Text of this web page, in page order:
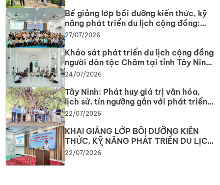
Bế giảng lớp bồi dưỡng kiến thức, kỹ
năng phát triển du lịch cộng đồng:
Gắn lý thuyết với thực tiễn, lan tỏa tư
27/07/2026
Khảo sát phát triển du lịch cộng đồng
người dân tộc Chăm tại tỉnh Tây Ninh
năm 2026
24/07/2026
Tây Ninh: Phát huy giá trị văn hóa,
lịch sử, tín ngưỡng gắn với phát triển
du lịch
22/07/2026
KHAI GIẢNG LỚP BỒI DƯỠNG KIẾN
THỨC, KỸ NĂNG PHÁT TRIỂN DU LỊCH
CỘNG ĐỒNG Nâng cao năng lực
22/07/2026